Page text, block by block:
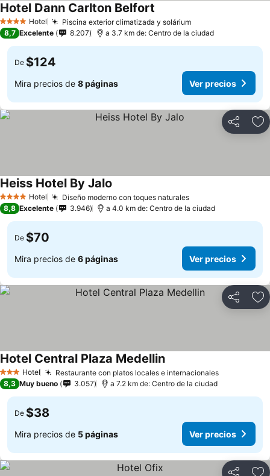
4 EstrellasHotel Piscina exterior climatizada y solárium
Hotel Dann Carlton Belfort
8,7 Excelente 8.207 a 3.7 km de: Centro de la ciudad
De $124
Mira precios de 8 páginas Ver precios
Compartir
4 EstrellasHotel Diseño moderno con toques naturales
Heiss Hotel By Jalo
8,8 Excelente 3.946 a 4.0 km de: Centro de la ciudad
De $70
Mira precios de 6 páginas Ver precios
Compartir
3 Estrellas
Hotel Restaurante con platos locales e internacionales
Hotel Central Plaza Medellin
8,3 Muy bueno 3.057 a 7.2 km de: Centro de la ciudad
De $38
Mira precios de 5 páginas Ver precios